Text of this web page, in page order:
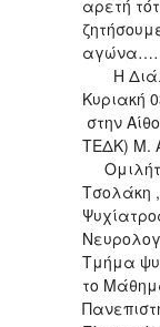
αρετή
Η
Κυριακή
στην
ΤΕΔΚ) Μ.
Τσολάκη
Τμήμα
το